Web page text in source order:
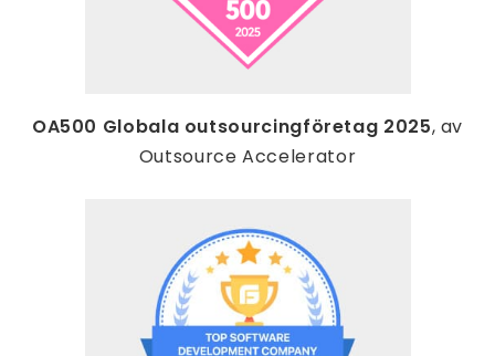
OA500 Globala outsourcingföretag 2025, av
Outsource Accelerator